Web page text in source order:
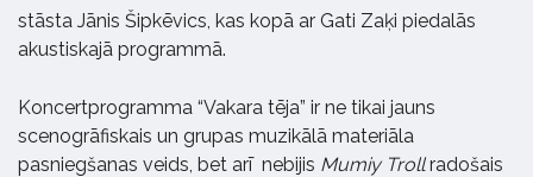
stāsta Jānis Šipkēvics, kas kopā ar Gati Zaķi piedalās
akustiskajā programmā.
Koncertprogramma “Vakara tēja” ir ne tikai jauns
scenogrāfiskais un grupas muzikālā materiāla
pasniegšanas veids, bet arī nebijis Mumiy Trollradošais